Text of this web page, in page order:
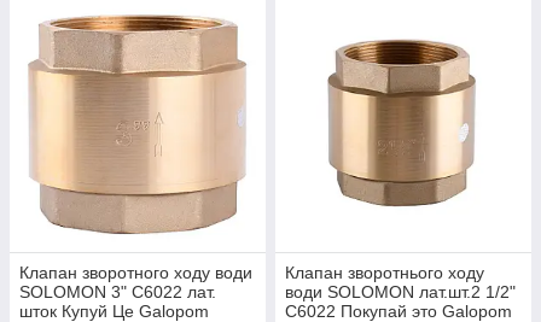
Клапан зворотного ходу води
SOLOMON 3" C6022 лат.
шток Купуй Це Galopom
Клапан зворотнього ходу
води SOLOMON лат.шт.2 1/2"
С6022 Покупай это Galopom